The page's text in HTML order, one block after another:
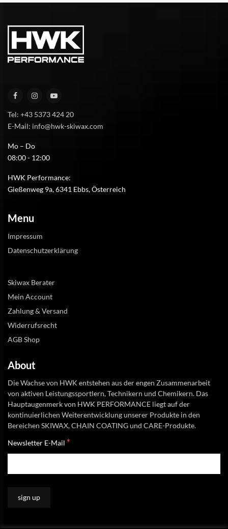
Tel: +43 5373 424 20
E-Mail: info@hwk-skiwax.com
Mo – Do
08:00 - 12:00
HWK Performance:
Gießenweg 9a, 6341 Ebbs, Österreich
Menu
Impressum
Datenschutzerklärung
Skiwax Berater
Mein Account
Zahlung & Versand
Widerrufsrecht
AGB Shop
About
Die Wachse von HWK entstehen aus der engen Zusammenarbeit
von aktiven Leistungssportlern, Technikern und Chemikern. Das
Hauptaugenmerk von HWK PERFORMANCE liegt auf der
kontinuierlichen Weiterentwicklung unserer Produkte in den
Bereichen SKIWAX, CHAIN COATING und CARE-Produkte.
Newsletter E-Mail *